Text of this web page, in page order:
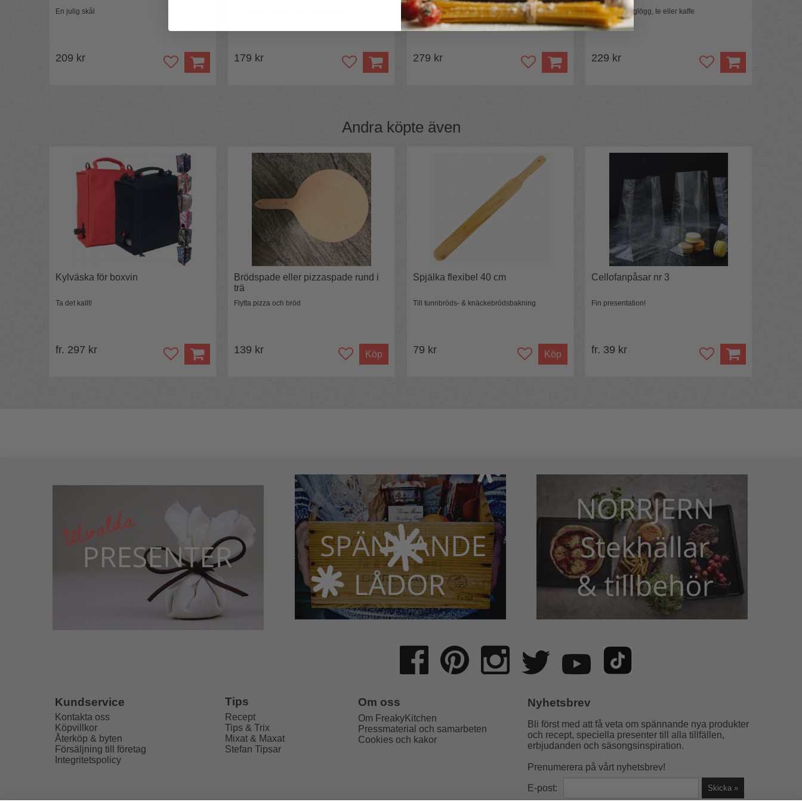
En julig skål
209 kr 179 kr
Juligt för smörgås, nattmat, bullar & kakor
279 kr
För choklad, glögg, te eller kaffe
229 kr
Andra köpte även
Kylväska för boxvin
Ta det kallt!
fr. 297 kr
Brödspade eller pizzaspade rund i
trä
Flytta pizza och bröd
139 kr Köp
Spjälka flexibel 40 cm
Till tunnbröds- & knäckebrödsbakning
79 kr Köp
Cellofanpåsar nr 3
Fin presentation!
fr. 39 kr
Kundservice
Kontakta oss
Köpvillkor
Återköp & byten
Försäljning till företag
Integritetspolicy
Tips
Recept
Tips & Trix
Mixat & Maxat
Stefan Tipsar
Om oss
Om FreakyKitchen
Pressmaterial och samarbeten
Cookies och kakor
Nyhetsbrev
Bli först med att få veta om spännande nya produkter
och recept, speciella presenter till alla tillfällen,
erbjudanden och säsongsinspiration.
Prenumerera på vårt nyhetsbrev!
E-post: